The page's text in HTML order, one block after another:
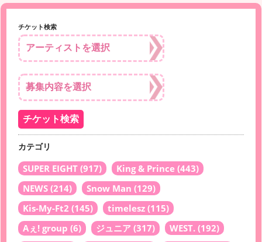
チケット検索
カテゴリ
SUPER EIGHT (917) King & Prince (443)
NEWS (214) Snow Man (129)
Kis-My-Ft2 (145) timelesz (115)
Aぇ! group (6) ジュニア (317) WEST. (192)